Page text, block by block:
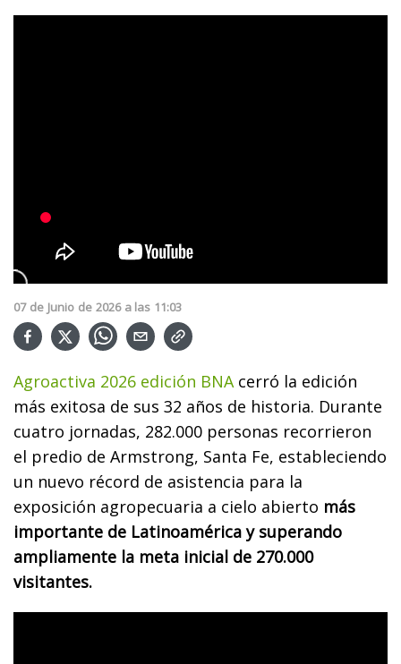
07 de Junio de 2026 a las 11:03
Agroactiva 2026 edición BNA cerró la edición
más exitosa de sus 32 años de historia. Durante
cuatro jornadas, 282.000 personas recorrieron
el predio de Armstrong, Santa Fe, estableciendo
un nuevo récord de asistencia para la
exposición agropecuaria a cielo abierto más
importante de Latinoamérica y superando
ampliamente la meta inicial de 270.000
visitantes.